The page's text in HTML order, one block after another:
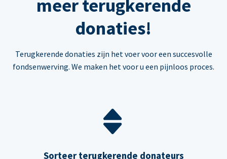
meer terugkerende
donaties!
Terugkerende donaties zijn het voer voor een succesvolle
fondsenwerving. We maken het voor u een pijnloos proces.
Sorteer terugkerende donateurs